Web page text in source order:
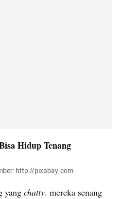
Hidup Tenang
http://pixabay.com
yang chatty. mereka senang